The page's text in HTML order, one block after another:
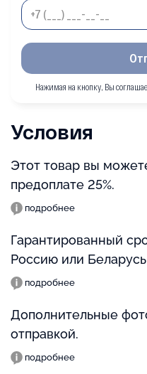
Нажимая на кнопку, Вы
Условия
Этот товар вы
предоплате 25%.
подробнее
Гарантированный
Россию или
подробнее
Дополнительные
отправкой.
подробнее